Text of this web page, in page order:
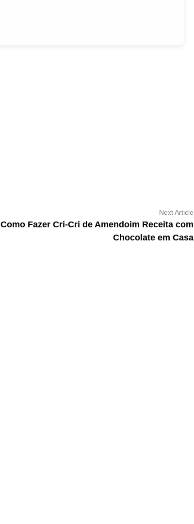
Next Article
Como Fazer Cri-Cri de Amendoim Receita com
Chocolate em Casa